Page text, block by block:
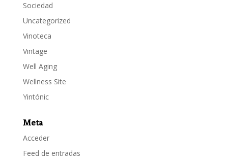
Sociedad
Uncategorized
Vinoteca
Vintage
Well Aging
Wellness Site
Yintónic
Meta
Acceder
Feed de entradas